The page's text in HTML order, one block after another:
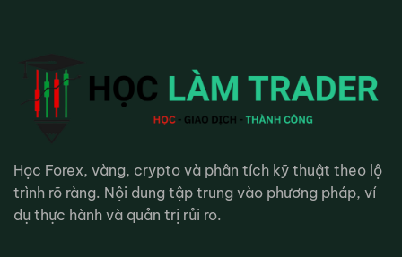
Học Forex, vàng, crypto và phân tích kỹ thuật theo lộ
trình rõ ràng. Nội dung tập trung vào phương pháp, ví
dụ thực hành và quản trị rủi ro.